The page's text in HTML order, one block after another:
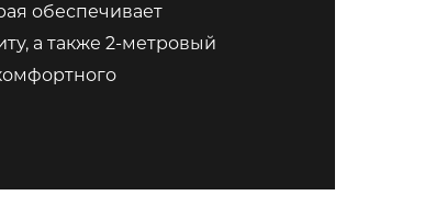
обеспечивает
а также 2-метровый